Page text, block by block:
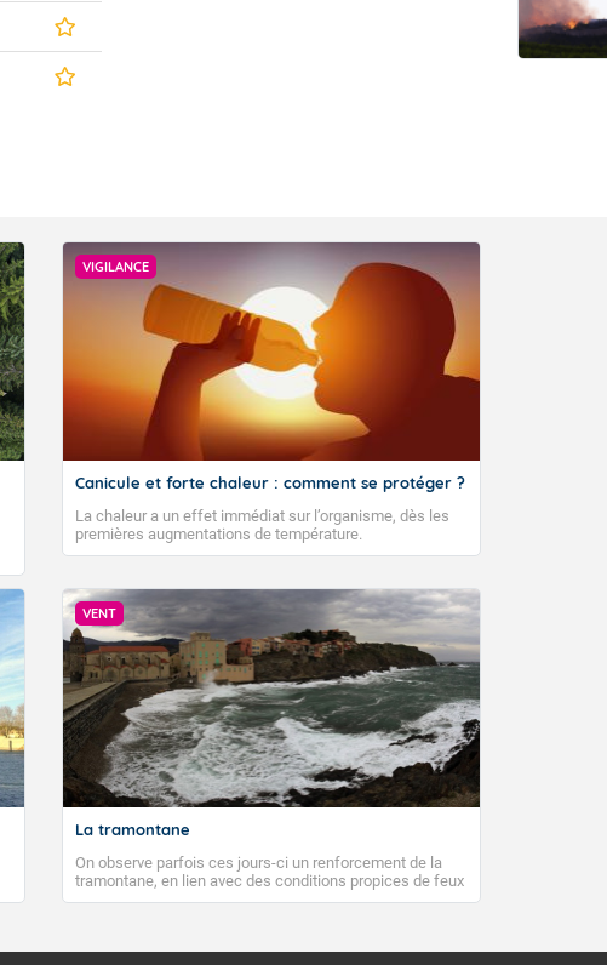
VIGILANCE
Canicule et forte chaleur : comment se protéger ?
La chaleur a un effet immédiat sur l’organisme, dès les
premières augmentations de température.
VENT
La tramontane
On observe parfois ces jours-ci un renforcement de la
tramontane, en lien avec des conditions propices de feux
de forêt. Mais qu'est-ce que la tramontane ? Quelles sont
à nord-ouest, dans un secteur qui part du Roussillon à la